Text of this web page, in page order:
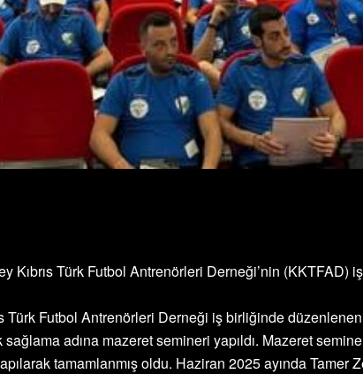
Kıbrıs Türk Futbol Antrenörleri Derneği’nin
Türk Futbol Antrenörleri Derneği iş birliğinde
adına mazeret semineri yapıldı. Mazeret
tamamlanmış oldu. Haziran 2025 ayında